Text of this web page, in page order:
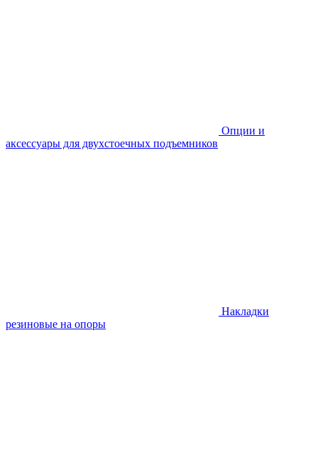
Опции и
аксессуары для двухстоечных подъемников
Накладки
резиновые на опоры